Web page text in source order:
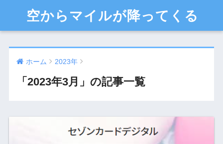
空からマイルが降ってくる
ホーム 2023年
「2023年3月」の記事一覧